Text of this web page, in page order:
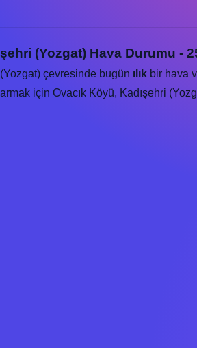
(Yozgat) Hava Durumu -
çevresinde bugün ılık bir hava
için Ovacık Köyü, Kadışehri